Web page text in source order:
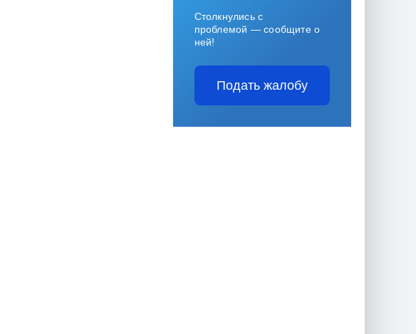
Столкнулись с
проблемой — сообщите о
ней!
Подать жалобу